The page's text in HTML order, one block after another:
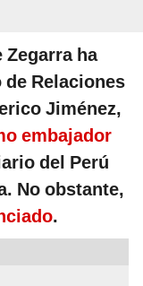
Zegarra ha
Relaciones
Jiménez,
embajador
del Perú
No obstante,
.